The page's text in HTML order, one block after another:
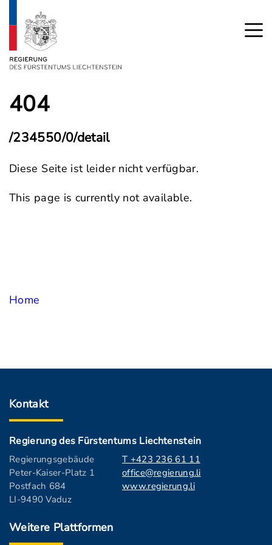
404
/234550/0/detail
Diese Seite ist leider nicht verfügbar.
This page is currently not available.
Home
Kontakt
Regierung des Fürstentums Liechtenstein
Regierungsgebäude
Peter-Kaiser-Platz 1
Postfach 684
LI-9490 Vaduz
T +423 236 61 11
office@regierung.li
www.regierung.li
Weitere Plattformen